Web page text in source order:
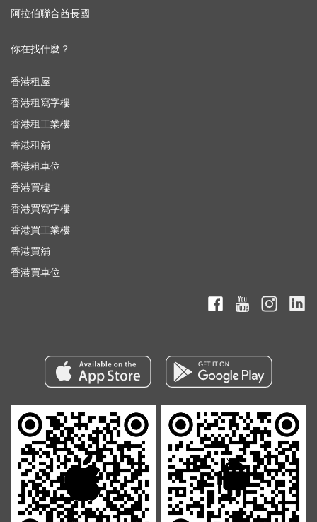
阿拉伯聯合酋長國
你在找什麼？
香港租屋
香港租寫字樓
香港租工業樓
香港租舖
香港租車位
香港買樓
香港買寫字樓
香港買工業樓
香港買舖
香港買車位